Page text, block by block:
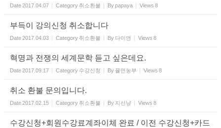
Date2017.04.07 Category 취소환불 Bypapaya Views 8
부득이 강의신청 취소합니다
Date2017.04.03 Category 취소환불 By 다이앤 Views 8
혁명과 전쟁의 세계문학 듣고 싶은데요.
Date2017.09.17 Category 수강신청 By 율면농부 Views 8
취소 환불 문의입니다.
Date2017.02.15 Category 취소환불 By 지선냥 Views 8
수강신청+회원수강료계좌이체 완료 / 이전 수강신청+카드